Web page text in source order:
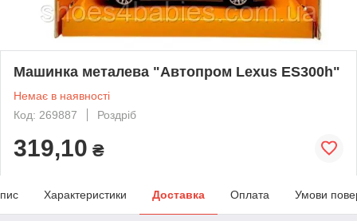
Машинка металева "Автопром Lexus ES300h"
Немає в наявності
Код: 269887
Роздріб
319,10 ₴
Характеристики Доставка Оплата Умови